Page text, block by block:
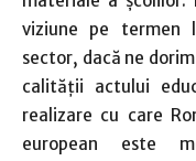
viziune pe termen
sector, dacă ne
calității actului
realizare cu care
european este